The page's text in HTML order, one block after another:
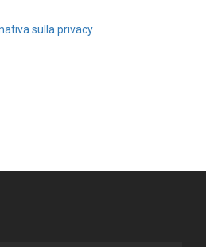
sulla privacy